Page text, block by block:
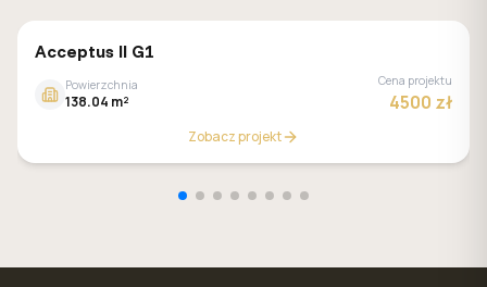
MALACHIT
Acceptus II G1
Powierzchnia
138.04 m²
Cena projektu
4500 zł
Zobacz projekt